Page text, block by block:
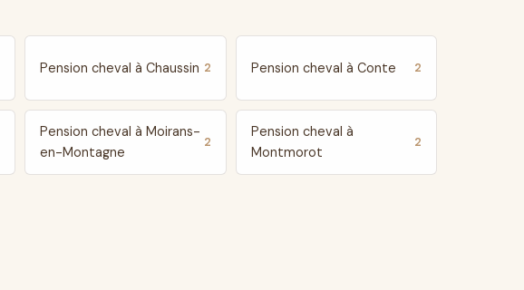
Pension cheval à Chaussin 2 Pension cheval à Conte 2
Pension cheval à Moirans-
en-Montagne
2
Pension cheval à
Montmorot
2